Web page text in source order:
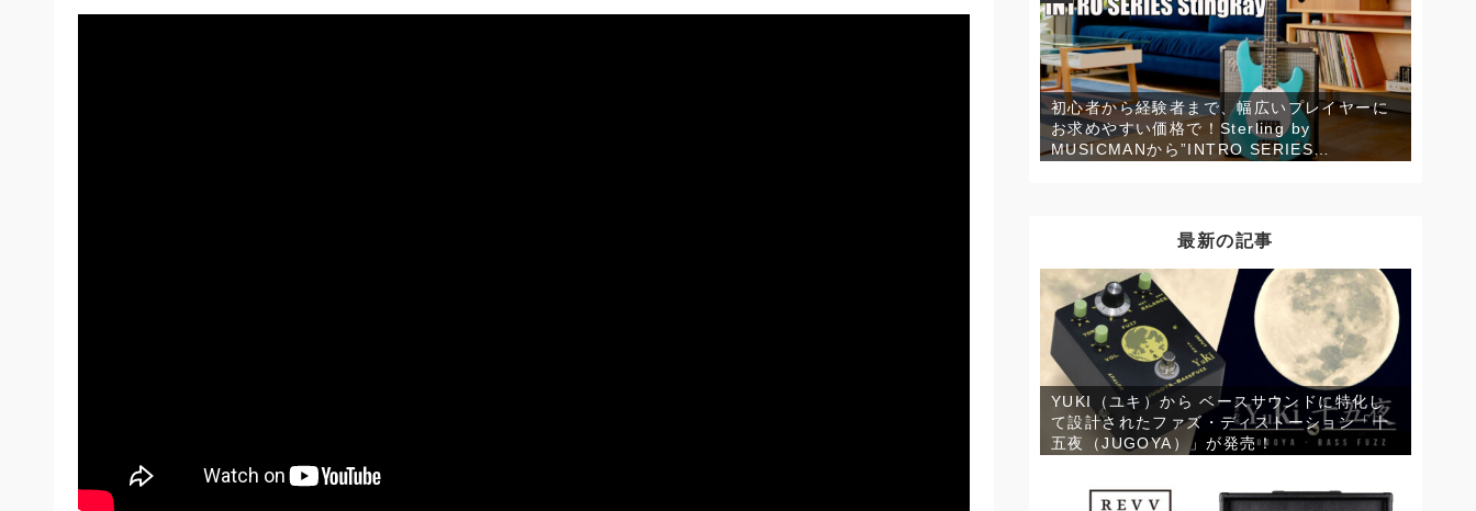
初心者から経験者まで、幅広いプレイヤーに
お求めやすい価格で！Sterling by
MUSICMANから”INTRO SERIES
最新の記事
YUKI（ユキ）から ベースサウンドに特化し
て設計されたファズ・ディストーション「十
五夜（JUGOYA）」が発売！